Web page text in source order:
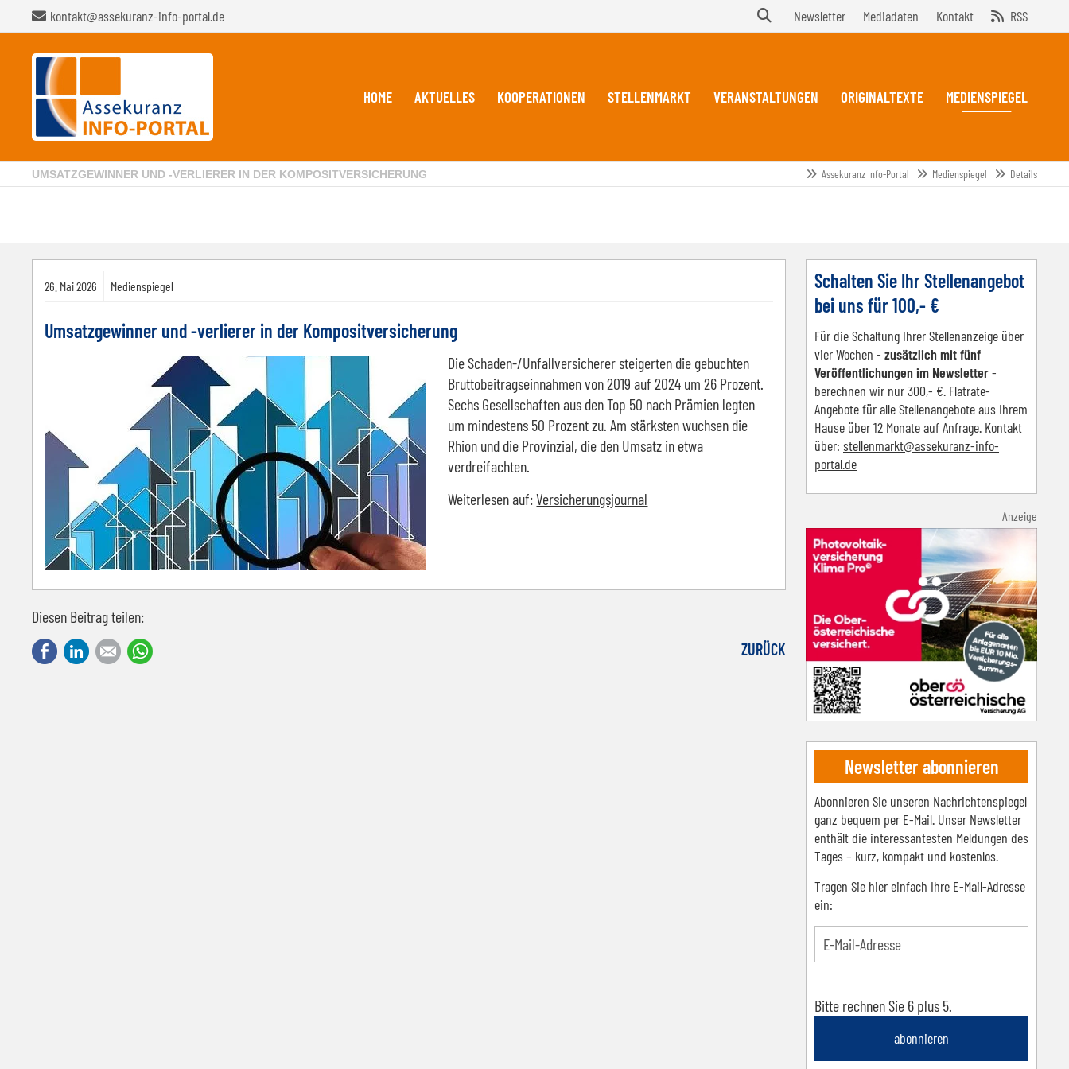
kontakt@assekuranz-info-portal.de Newsletter Mediadaten Kontakt RSS
HOME AKTUELLES KOOPERATIONEN STELLENMARKT VERANSTALTUNGEN ORIGINALTEXTE MEDIENSPIEGEL
UMSATZGEWINNER UND -VERLIERER IN DER KOMPOSITVERSICHERUNG Assekuranz Info-Portal Medienspiegel Details
26. Mai2026 Medienspiegel
Umsatzgewinner und -verlierer in der Kompositversicherung
Die Schaden-/Unfallversicherer steigerten die gebuchten
Bruttobeitragseinnahmen von 2019 auf 2024 um 26 Prozent.
Sechs Gesellschaften aus den Top 50 nach Prämien legten
um mindestens 50 Prozent zu. Am stärksten wuchsen die
Rhion und die Provinzial, die den Umsatz in etwa
verdreifachten.
Weiterlesen auf:Versicherungsjournal
Diesen Beitrag teilen:
FacebookLinkedInE-mail ZURÜCK
Schalten Sie Ihr Stellenangebot
bei uns für 100,- €
Für die Schaltung Ihrer Stellenanzeige über
vier Wochen - zusätzlich mit fünf
Veröffentlichungen im Newsletter-
berechnen wir nur 300,- €. Flatrate-
Angebote für alle Stellenangebote aus Ihrem
Hause über 12 Monate auf Anfrage. Kontakt
über: stellenmarkt@assekuranz-info-
portal.de
Anzeige
Newsletter abonnieren
Abonnieren Sie unseren Nachrichtenspiegel
ganz bequem per E-Mail. Unser Newsletter
enthält die interessantesten Meldungen des
Tages – kurz, kompakt und kostenlos.
Tragen Sie hier einfach Ihre E-Mail-Adresse
ein:
Bitte rechnen Sie 6 plus 5.
abonnieren